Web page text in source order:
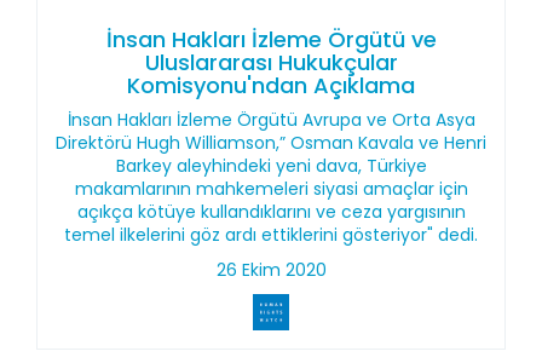
İnsan Hakları İzleme Örgütü ve
Uluslararası Hukukçular
Komisyonu'ndan Açıklama
İnsan Hakları İzleme Örgütü Avrupa ve Orta Asya
Direktörü Hugh Williamson,” Osman Kavala ve Henri
Barkey aleyhindeki yeni dava, Türkiye
makamlarının mahkemeleri siyasi amaçlar için
açıkça kötüye kullandıklarını ve ceza yargısının
temel ilkelerini göz ardı ettiklerini gösteriyor" dedi.
26 Ekim 2020